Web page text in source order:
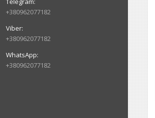
+380962077182
+380962077182
+380962077182